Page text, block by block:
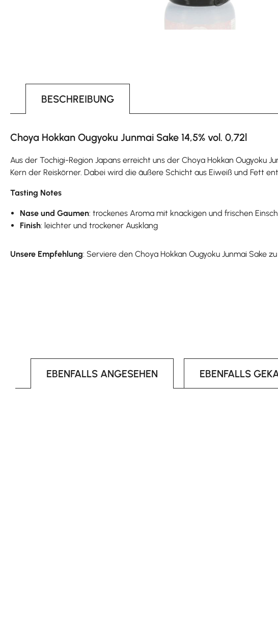
BESCHREIBUNG
Choya Hokkan Ougyoku Junmai Sake 14,5% vol. 0,72l
Aus der Tochigi-Region Japans erreicht uns der Choya Hokkan Ougyoku
Kern der Reiskörner. Dabei wird die äußere Schicht aus Eiweiß und Fett
Tasting Notes
Nase und Gaumen: trockenes Aroma mit knackigen und frischen
Finish: leichter und trockener Ausklang
Unsere Empfehlung: Serviere den Choya Hokkan Ougyoku Junmai Sake
EBENFALLS ANGESEHEN EBENFALLS